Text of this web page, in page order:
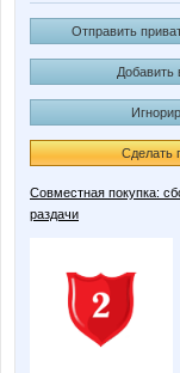
Отправить
Добавить
Сделать
Совместная покупка:
раздачи